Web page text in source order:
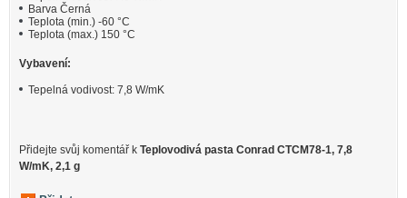
Barva Černá
Teplota (min.) -60 °C
Teplota (max.) 150 °C
Vybavení:
Tepelná vodivost: 7,8 W/mK
Přidejte svůj komentář k Teplovodivá pasta Conrad CTCM78-1, 7,8
W/mK, 2,1 g